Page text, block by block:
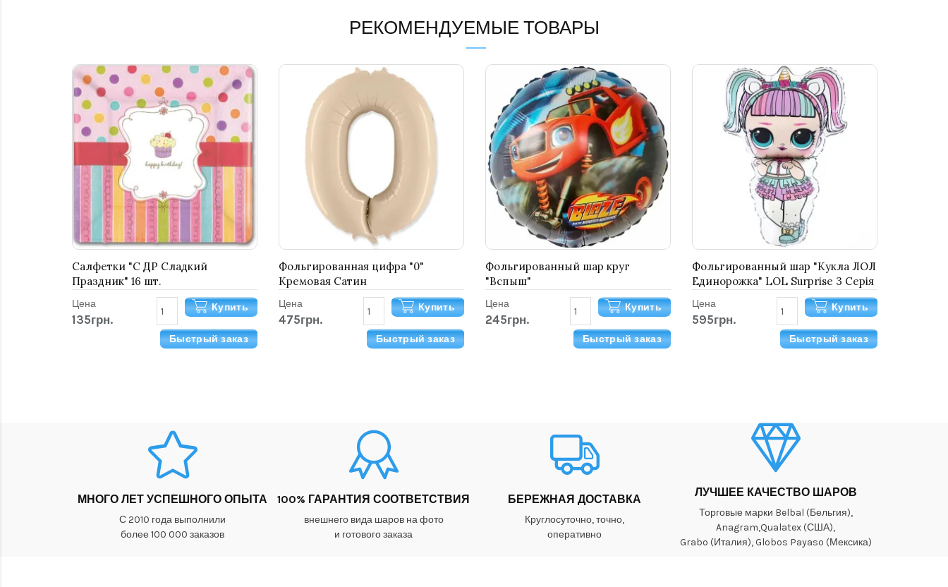
РЕКОМЕНДУЕМЫЕ ТОВАРЫ
Салфетки "С ДР Сладкий
Праздник" 16 шт.
Цена
135грн.
Купить
Быстрый заказ
Фольгированная цифра "0"
Кремовая Сатин
Цена
475грн.
Купить
Быстрый заказ
Фольгированный шар круг
"Вспыш"
Цена
245грн.
Купить
Быстрый заказ
Фольгированный шар "Кукла ЛОЛ
Единорожка" LOL Surprise 3 Серія
Цена
595грн.
Купить
Быстрый заказ
МНОГО ЛЕТ УСПЕШНОГО ОПЫТА
С 2010 года выполнили
более 100 000 заказов
100% ГАРАНТИЯ СООТВЕТСТВИЯ
внешнего вида шаров на фото
и готового заказа
БЕРЕЖНАЯ ДОСТАВКА
Круглосуточно, точно,
оперативно
ЛУЧШЕЕ КАЧЕСТВО ШАРОВ
Торговые марки Belbal (Бельгия),
Anagram,Qualatex (США),
Grabo (Италия), Globos Payaso (Мексика)